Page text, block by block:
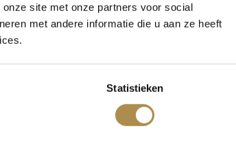
site met onze partners voor social
met andere informatie die u aan ze heeft
Statistieken